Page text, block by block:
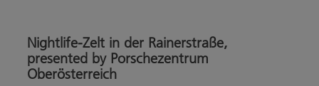
Nightlife-Zelt in der Rainerstraße,
presented by Porschezentrum
Oberösterreich